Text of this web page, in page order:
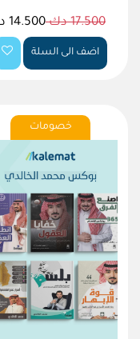
17.500 دك 14.500 دك
اضف الى السلة
خصومات